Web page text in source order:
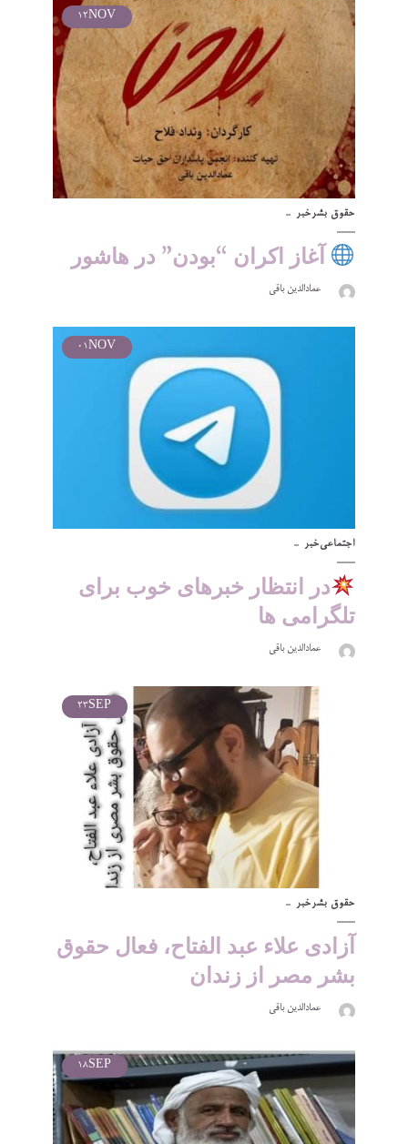
NOV
12
حقوق بشرخبر
آغاز اکران “بودن” در هاشور
عمادالدین باقی
NOV
01
اجتماعیخبر
در انتظار خبرهای خوب برای
تلگرامی ها
عمادالدین باقی
SEP
23
حقوق بشرخبر
آزادی علاء عبد الفتاح، فعال حقوق
بشر مصر از زندان
عمادالدین باقی
SEP
18